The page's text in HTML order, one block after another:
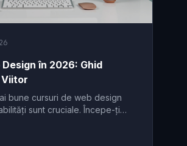
în 2026: Ghid
bune cursuri de web design
sunt cruciale. Începe-ți